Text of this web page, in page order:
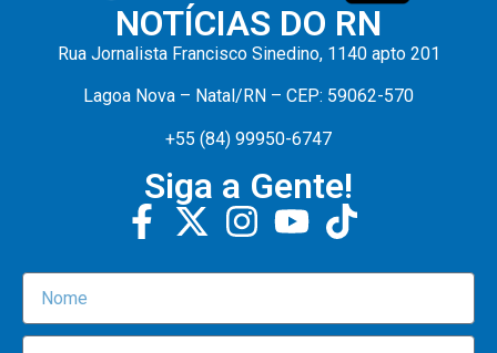
NOTÍCIAS DO RN
Rua Jornalista Francisco Sinedino, 1140 apto 201
Lagoa Nova – Natal/RN – CEP: 59062-570
+55 (84) 99950-6747
Siga a Gente!